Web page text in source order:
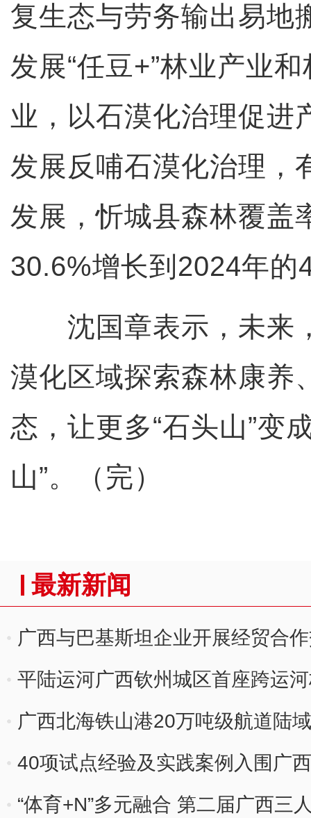
复生态与劳务输出易地
发展“任豆+”林业产业
业，以石漠化治理促进
发展反哺石漠化治理，
发展，忻城县森林覆盖
30.6%增长到2024年的
沈国章表示，未来
漠化区域探索森林康养
态，让更多“石头山”变
山”。（完）
最新新闻
广西与巴基斯坦企业开展经贸合
平陆运河广西钦州城区首座跨运
广西北海铁山港20万吨级航道陆
40项试点经验及实践案例入围广
“体育+N”多元融合 第二届广西三